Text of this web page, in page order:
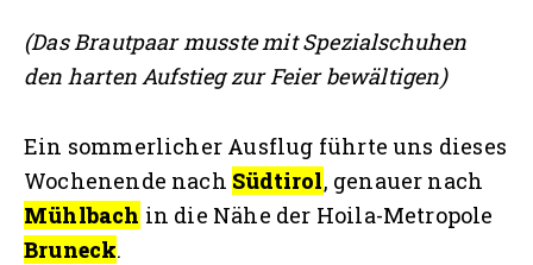
(Das Brautpaar musste mit Spezialschuhen
den harten Aufstieg zur Feier bewältigen)
Ein sommerlicher Ausflug führte uns dieses
Wochenende nach Südtirol, genauer nach
Mühlbach in die Nähe der Hoila-Metropole
Bruneck.